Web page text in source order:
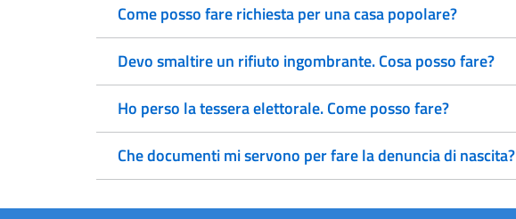
Come posso fare richiesta per una casa popolare?
Devo smaltire un rifiuto ingombrante. Cosa posso fare?
Ho perso la tessera elettorale. Come posso fare?
Che documenti mi servono per fare la denuncia di nascita?